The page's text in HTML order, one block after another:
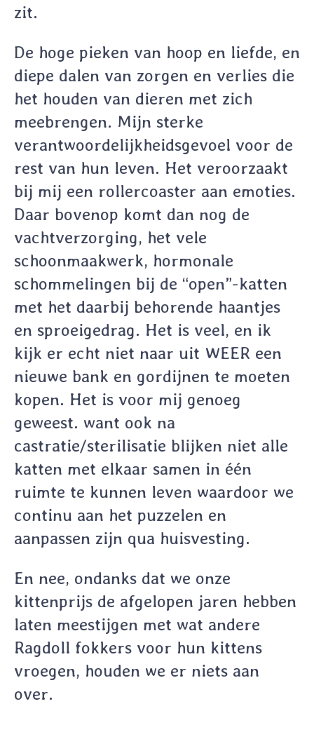
zit.
De hoge pieken van hoop en liefde, en
diepe dalen van zorgen en verlies die
het houden van dieren met zich
meebrengen. Mijn sterke
verantwoordelijkheidsgevoel voor de
rest van hun leven. Het veroorzaakt
bij mij een rollercoaster aan emoties.
Daar bovenop komt dan nog de
vachtverzorging, het vele
schoonmaakwerk, hormonale
schommelingen bij de “open”-katten
met het daarbij behorende haantjes
en sproeigedrag. Het is veel, en ik
kijk er echt niet naar uit WEER een
nieuwe bank en gordijnen te moeten
kopen. Het is voor mij genoeg
geweest. want ook na
castratie/sterilisatie blijken niet alle
katten met elkaar samen in één
ruimte te kunnen leven waardoor we
continu aan het puzzelen en
aanpassen zijn qua huisvesting.
En nee, ondanks dat we onze
kittenprijs de afgelopen jaren hebben
laten meestijgen met wat andere
Ragdoll fokkers voor hun kittens
vroegen, houden we er niets aan
over.